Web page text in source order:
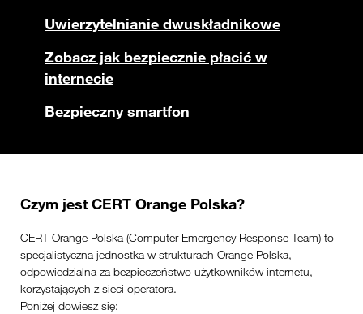
Uwierzytelnianie dwuskładnikowe
Zobacz jak bezpiecznie płacić w
internecie
Bezpieczny smartfon
Czym jest CERT Orange Polska?
CERT Orange Polska (Computer Emergency Response Team) to
specjalistyczna jednostka w strukturach Orange Polska,
odpowiedzialna za bezpieczeństwo użytkowników internetu,
korzystających z sieci operatora.
Poniżej dowiesz się: